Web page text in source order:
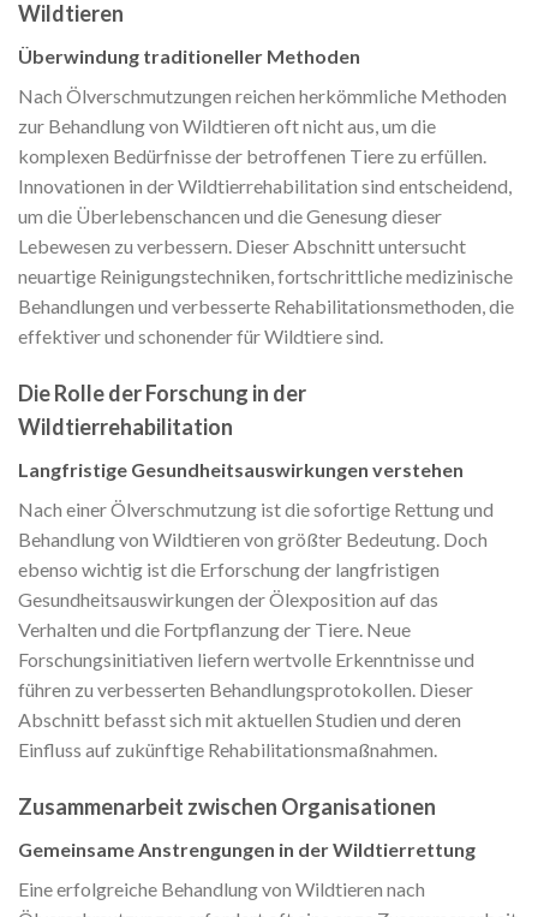
Wildtieren
Überwindung traditioneller Methoden
Nach Ölverschmutzungen reichen herkömmliche Methoden
zur Behandlung von Wildtieren oft nicht aus, um die
komplexen Bedürfnisse der betroffenen Tiere zu erfüllen.
Innovationen in der Wildtierrehabilitation sind entscheidend,
um die Überlebenschancen und die Genesung dieser
Lebewesen zu verbessern. Dieser Abschnitt untersucht
neuartige Reinigungstechniken, fortschrittliche medizinische
Behandlungen und verbesserte Rehabilitationsmethoden, die
effektiver und schonender für Wildtiere sind.
Die Rolle der Forschung in der
Wildtierrehabilitation
Langfristige Gesundheitsauswirkungen verstehen
Nach einer Ölverschmutzung ist die sofortige Rettung und
Behandlung von Wildtieren von größter Bedeutung. Doch
ebenso wichtig ist die Erforschung der langfristigen
Gesundheitsauswirkungen der Ölexposition auf das
Verhalten und die Fortpflanzung der Tiere. Neue
Forschungsinitiativen liefern wertvolle Erkenntnisse und
führen zu verbesserten Behandlungsprotokollen. Dieser
Abschnitt befasst sich mit aktuellen Studien und deren
Einfluss auf zukünftige Rehabilitationsmaßnahmen.
Zusammenarbeit zwischen Organisationen
Gemeinsame Anstrengungen in der Wildtierrettung
Eine erfolgreiche Behandlung von Wildtieren nach